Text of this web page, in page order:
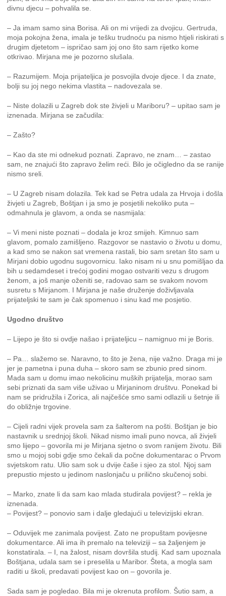
divnu djecu – pohvalila se.
– Ja imam samo sina Borisa. Ali on mi vrijedi za dvojicu. Gertruda,
moja pokojna žena, imala je tešku trudnoću pa nismo htjeli riskirati s
drugim djetetom – ispričao sam joj ono što sam rijetko kome
otkrivao. Mirjana me je pozorno slušala.
– Razumijem. Moja prijateljica je posvojila dvoje djece. I da znate,
bolji su joj nego nekima vlastita – nadovezala se.
– Niste dolazili u Zagreb dok ste živjeli u Mariboru? – upitao sam je
iznenada. Mirjana se začudila:
– Zašto?
– Kao da ste mi odnekud poznati. Zapravo, ne znam… – zastao
sam, ne znajući što zapravo želim reći. Bilo je očigledno da se ranije
nismo sreli.
– U Zagreb nisam dolazila. Tek kad se Petra udala za Hrvoja i došla
živjeti u Zagreb, Boštjan i ja smo je posjetili nekoliko puta –
odmahnula je glavom, a onda se nasmijala:
– Vi meni niste poznati – dodala je kroz smijeh. Kimnuo sam
glavom, pomalo zamišljeno. Razgovor se nastavio o životu u domu,
a kad smo se nakon sat vremena rastali, bio sam sretan što sam u
Mirjani dobio ugodnu sugovornicu. Iako nisam ni u snu pomišljao da
bih u sedamdeset i trećoj godini mogao ostvariti vezu s drugom
ženom, a još manje oženiti se, radovao sam se svakom novom
susretu s Mirjanom. I Mirjana je naše druženje doživljavala
prijateljski te sam je čak spomenuo i sinu kad me posjetio.
Ugodno društvo
– Lijepo je što si ovdje našao i prijateljicu – namignuo mi je Boris.
– Pa… slažemo se. Naravno, to što je žena, nije važno. Draga mi je
jer je pametna i puna duha – skoro sam se zbunio pred sinom.
Mada sam u domu imao nekolicinu muških prijatelja, morao sam
sebi priznati da sam više uživao u Mirjaninom društvu. Ponekad bi
nam se pridružila i Zorica, ali najčešće smo sami odlazili u šetnje ili
do obližnje trgovine.
– Cijeli radni vijek provela sam za šalterom na pošti. Boštjan je bio
nastavnik u srednjoj školi. Nikad nismo imali puno novca, ali živjeli
smo lijepo – govorila mi je Mirjana sjetno o svom ranijem životu. Bili
smo u mojoj sobi gdje smo čekali da počne dokumentarac o Prvom
svjetskom ratu. Ulio sam sok u dvije čaše i sjeo za stol. Njoj sam
prepustio mjesto u jedinom naslonjaču u prilično skučenoj sobi.
– Marko, znate li da sam kao mlada studirala povijest? – rekla je
iznenada.
– Povijest? – ponovio sam i dalje gledajući u televizijski ekran.
– Oduvijek me zanimala povijest. Zato ne propuštam povijesne
dokumentarce. Ali ima ih premalo na televiziji – sa žaljenjem je
konstatirala. – I, na žalost, nisam dovršila studij. Kad sam upoznala
Boštjana, udala sam se i preselila u Maribor. Šteta, a mogla sam
raditi u školi, predavati povijest kao on – govorila je.
Sada sam je pogledao. Bila mi je okrenuta profilom. Šutio sam, a